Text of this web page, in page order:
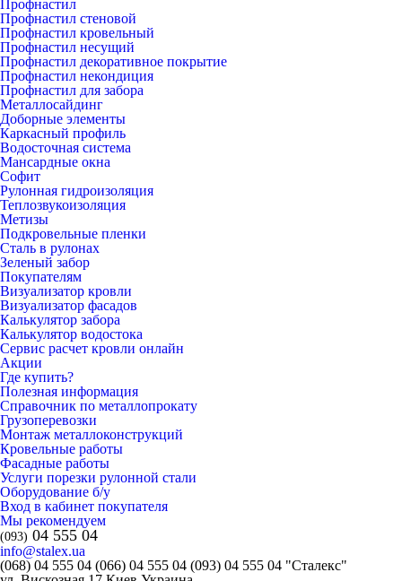
Профнастил
Профнастил стеновой
Профнастил кровельный
Профнастил несущий
Профнастил декоративное покрытие
Профнастил некондиция
Профнастил для забора
Металлосайдинг
Доборные элементы
Каркасный профиль
Водосточная система
Мансардные окна
Софит
Рулонная гидроизоляция
Теплозвукоизоляция
Метизы
Подкровельные пленки
Сталь в рулонах
Зеленый забор
Покупателям
Визуализатор кровли
Визуализатор фасадов
Калькулятор забора
Калькулятор водостока
Сервис расчет кровли онлайн
Акции
Где купить?
Полезная информация
Справочник по металлопрокату
Грузоперевозки
Монтаж металлоконструкций
Кровельные работы
Фасадные работы
Услуги порезки рулонной стали
Оборудование б/у
Вход в кабинет покупателя
Мы рекомендуем
(093) 04 555 04
info@stalex.ua
(068) 04 555 04 (066) 04 555 04 (093) 04 555 04 "Сталекс"